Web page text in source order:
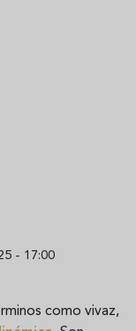
- 17:00
como vivaz,